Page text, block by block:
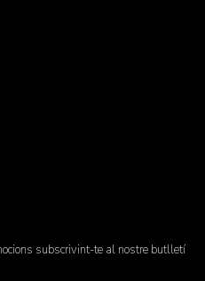
subscrivint-te al nostre butlletí